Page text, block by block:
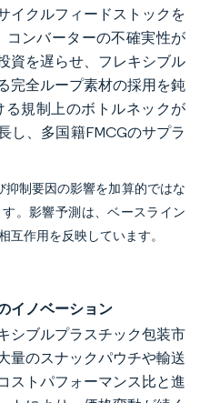
イクルフィードストックを
コンバーターの不確実性が
資を遅らせ、フレキシブル
完全ループ素材の採用を鈍
る規制上のボトルネックが
し、多国籍FMCGのサプラ
制要因の影響を加算的ではな
。影響予測は、ベースライン
互作用を反映しています。
イノベーション
シブルプラスチック包装市
量のスナックパウチや輸送
ストパフォーマンス比と進